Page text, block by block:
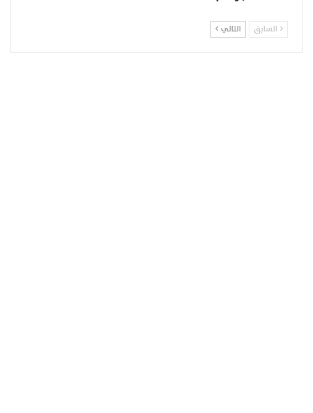
السابق التالي